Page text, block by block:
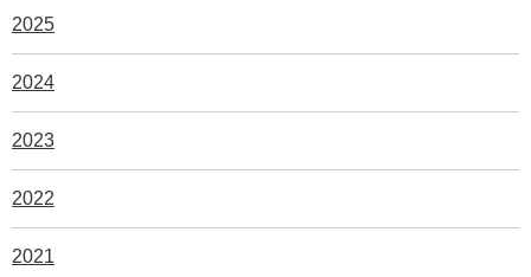
2025
2024
2023
2022
2021